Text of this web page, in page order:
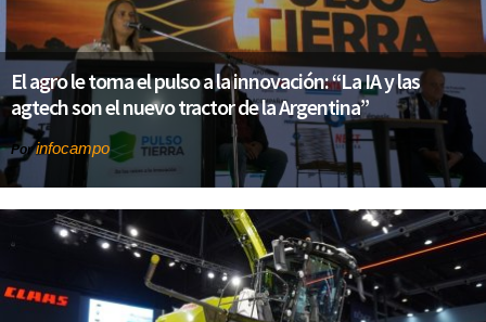
El agro le toma el pulso a la innovación: “La IA y las
agtech son el nuevo tractor de la Argentina”
Porinfocampo